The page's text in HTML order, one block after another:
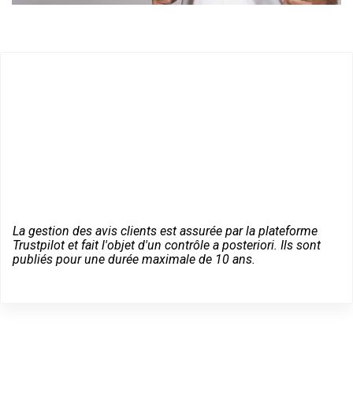
La gestion des avis clients est assurée par la plateforme
Trustpilot et fait l'objet d'un contrôle a posteriori. Ils sont
publiés pour une durée maximale de 10 ans.